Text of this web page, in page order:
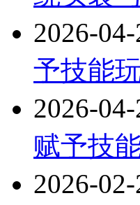
2026-04-
予技能
2026-04-
赋予技
2026-